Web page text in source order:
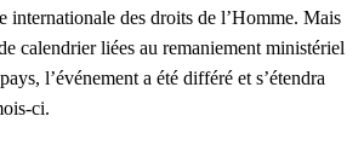
internationale des droits de l’Homme. Mais
calendrier liées au remaniement ministériel
l’événement a été différé et s’étendra
ci.